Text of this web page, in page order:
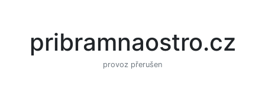
pribramnaostro.cz
provoz přerušen